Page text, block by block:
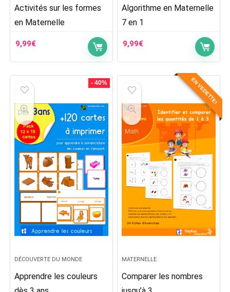
Activités sur les formes
en Maternelle
9,99€
Algorithme en Maternelle
7 en 1
9,99€
- 40%
DÉCOUVERTE DU MONDE
Apprendre les couleurs
EN VEDETTE!
MATERNELLE
Comparer les nombres